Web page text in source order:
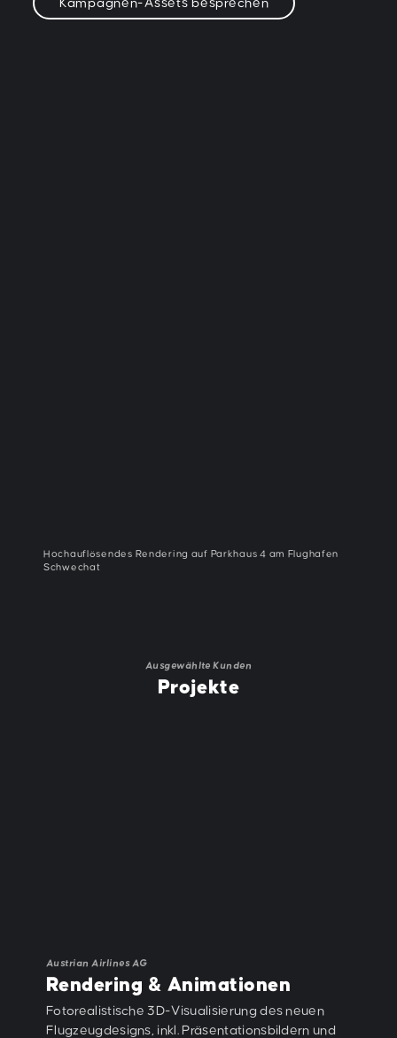
Kampagnen-Assets besprechen
Hochauflösendes Rendering auf Parkhaus 4 am Flughafen
Schwechat
Ausgewählte Kunden
Projekte
Austrian Airlines AG
Rendering & Animationen
Fotorealistische 3D-Visualisierung des neuen
Flugzeugdesigns, inkl. Präsentationsbildern und